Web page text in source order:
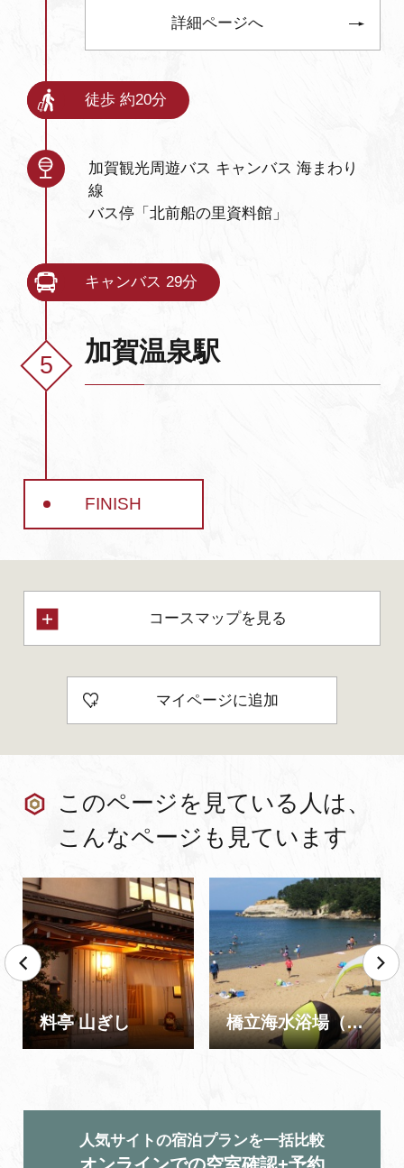
詳細ページへ
徒歩 約20分
加賀観光周遊バス キャンバス 海まわり
線
バス停「北前船の里資料館」
キャンバス 29分
加賀温泉駅
FINISH
コースマップを見る
マイページに追加
このページを見ている人は、
こんなページも見ています
料亭 山ぎし 橋立海水浴場（橋立マリンビーチ）
人気サイトの宿泊プランを一括比較